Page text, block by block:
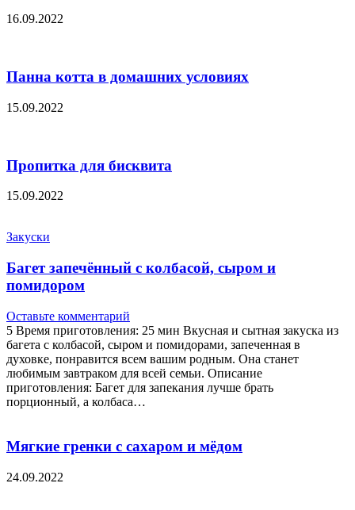
16.09.2022
Панна котта в домашних условиях
15.09.2022
Пропитка для бисквита
15.09.2022
Закуски
Багет запечённый с колбасой, сыром и
помидором
Оставьте комментарий
5 Время приготовления: 25 мин Вкусная и сытная закуска из
багета с колбасой, сыром и помидорами, запеченная в
духовке, понравится всем вашим родным. Она станет
любимым завтраком для всей семьи. Описание
приготовления: Багет для запекания лучше брать
порционный, а колбаса…
Мягкие гренки с сахаром и мёдом
24.09.2022